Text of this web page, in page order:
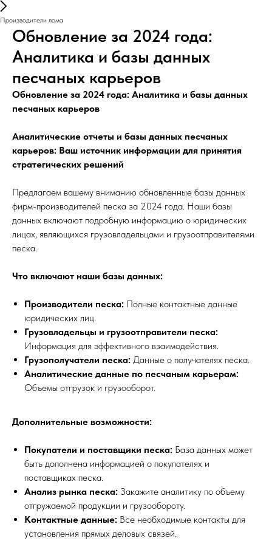
Производители лома
Обновление за 2024 года:
Аналитика и базы данных
песчаных карьеров
Обновление за 2024 года: Аналитика и базы данных
песчаных карьеров
Аналитические отчеты и базы данных песчаных
карьеров: Ваш источник информации для принятия
стратегических решений
Предлагаем вашему вниманию обновленные базы данных
фирм-производителей песка за 2024 года. Наши базы
данных включают подробную информацию о юридических
лицах, являющихся грузовладельцами и грузоотправителями
песка.
Что включают наши базы данных:
Производители песка: Полные контактные данные
юридических лиц.
Грузовладельцы и грузоотправители песка:
Информация для эффективного взаимодействия.
Грузополучатели песка: Данные о получателях песка.
Аналитические данные по песчаным карьерам:
Объемы отгрузок и грузооборот.
Дополнительные возможности:
Покупатели и поставщики песка: База данных может
быть дополнена информацией о покупателях и
поставщиках песка.
Анализ рынка песка: Закажите аналитику по объему
отгружаемой продукции и грузообороту.
Контактные данные: Все необходимые контакты для
установления прямых деловых связей.